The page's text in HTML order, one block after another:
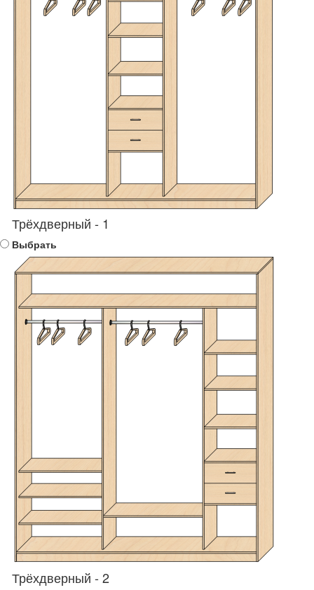
Трёхдверный - 1
Выбрать
Трёхдверный - 2